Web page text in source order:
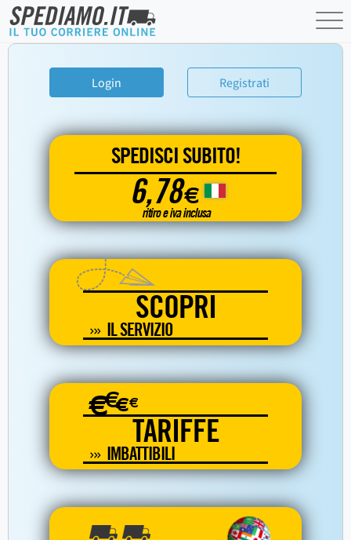
Login Registrati
SPEDISCI SUBITO!
6,78€
ritiro e iva inclusa
SCOPRI
IL SERVIZIO
€€€€
TARIFFE
IMBATTIBILI